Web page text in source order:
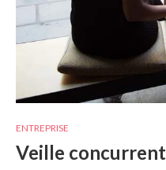
ENTREPRISE
Veille